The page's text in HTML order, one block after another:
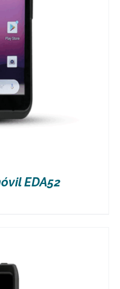
EDA52